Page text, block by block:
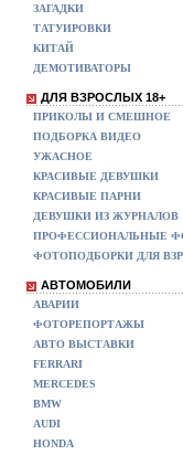
ЗАГАДКИ
ТАТУИРОВКИ
КИТАЙ
ДЕМОТИВАТОРЫ
ДЛЯ ВЗРОСЛЫХ 18+
ПРИКОЛЫ И СМЕШНОЕ
ПОДБОРКА ВИДЕО
УЖАСНОЕ
КРАСИВЫЕ ДЕВУШКИ
КРАСИВЫЕ ПАРНИ
ДЕВУШКИ ИЗ ЖУРНАЛОВ
ПРОФЕССИОНАЛЬНЫЕ
ФОТОПОДБОРКИ ДЛЯ
АВТОМОБИЛИ
АВАРИИ
ФОТОРЕПОРТАЖЫ
АВТО ВЫСТАВКИ
FERRARI
MERCEDES
BMW
AUDI
HONDA